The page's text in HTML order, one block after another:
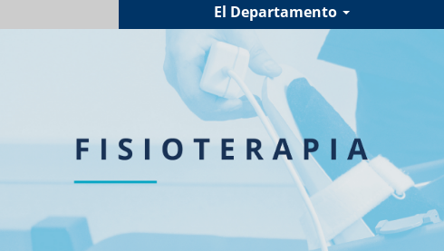
El Departamento